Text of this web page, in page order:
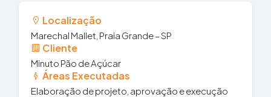
Localização
Marechal Mallet, Praia Grande – SP
Cliente
Minuto Pão de Açúcar
Áreas Executadas
Elaboração de projeto, aprovação e execução